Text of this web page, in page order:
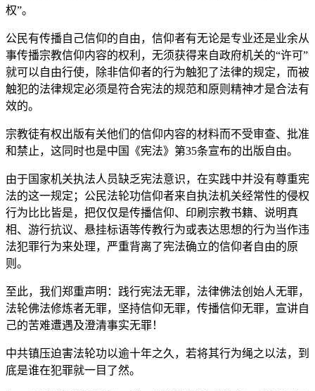
权”。
公民有传播自己信仰的自由，信仰者有无论是专业还是业余从
事传播宗教信仰内容的权利，无须获得来自政府机关的“许可”
就可以自由行使，除非信仰者的行为触犯了法律的规定，而被
触犯的法律规定必须是符合宪法的规范和原则精神才是合法有
效的。
宗教徒有权出版有关他们的信仰内容的材料而不受审查、批准
和禁止，这同时也是中国《宪法》第35条宣布的出版自由。
由于国家机关执法人员缺乏宪法意识，在实践中并没有尊重宪
法的这一规定；公民法轮功信仰者来自执法机关经常性的侵权
行为比比皆是，把仅仅是传播信仰、印刷宗教书籍、说明真
相、游行抗议、悬挂标语等传教行为或表达思想的行为当作违
法犯罪行为来处理，严重背离了宪法确立的信仰者自由的原
则。
至此，我们郑重声明：践行宪法无罪，法律佛法创始人无罪，
法轮佛法修炼者无罪，坚持信仰无罪，传播信仰无罪，宣讲自
己的苦难遭遇及澄清事实无罪！
中共镇压迫害法轮功以逾十年之久，若将其行为绳之以法，到
底是谁在犯罪就一目了然。